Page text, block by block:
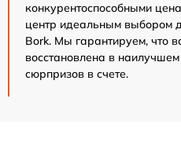
конкурентоспособными
центр идеальным выбором
Bork. Мы гарантируем, что
восстановлена в
сюрпризов в счете.